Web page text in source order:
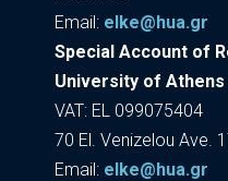
Εmail: elke@hua.gr
Special Account of
University of Athens
VAT: EL 099075404
70 El. Venizelou Ave.
Εmail: elke@hua.gr